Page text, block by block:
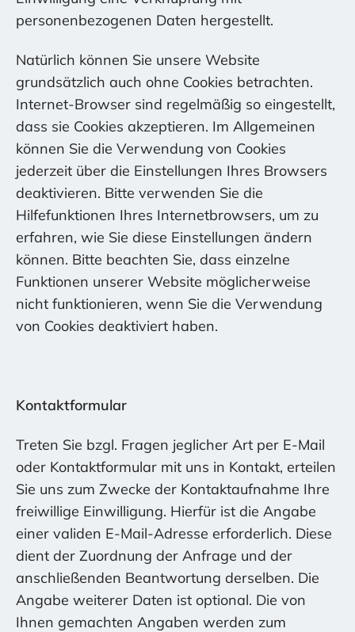
personenbezogenen Daten hergestellt.
Natürlich können Sie unsere Website
grundsätzlich auch ohne Cookies betrachten.
Internet-Browser sind regelmäßig so eingestellt,
dass sie Cookies akzeptieren. Im Allgemeinen
können Sie die Verwendung von Cookies
jederzeit über die Einstellungen Ihres Browsers
deaktivieren. Bitte verwenden Sie die
Hilfefunktionen Ihres Internetbrowsers, um zu
erfahren, wie Sie diese Einstellungen ändern
können. Bitte beachten Sie, dass einzelne
Funktionen unserer Website möglicherweise
nicht funktionieren, wenn Sie die Verwendung
von Cookies deaktiviert haben.
Kontaktformular
Treten Sie bzgl. Fragen jeglicher Art per E-Mail
oder Kontaktformular mit uns in Kontakt, erteilen
Sie uns zum Zwecke der Kontaktaufnahme Ihre
freiwillige Einwilligung. Hierfür ist die Angabe
einer validen E-Mail-Adresse erforderlich. Diese
dient der Zuordnung der Anfrage und der
anschließenden Beantwortung derselben. Die
Angabe weiterer Daten ist optional. Die von
Ihnen gemachten Angaben werden zum